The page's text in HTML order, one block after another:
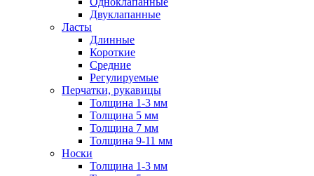
Двуклапанные
Ласты
Длинные
Короткие
Средние
Регулируемые
Перчатки, рукавицы
Толщина 1-3 мм
Толщина 5 мм
Толщина 7 мм
Толщина 9-11 мм
Носки
Толщина 1-3 мм